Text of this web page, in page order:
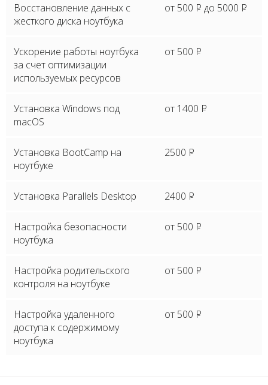
Восстановление данных с
жесткого диска ноутбука
от 500 P до 5000 P
Ускорение работы ноутбука
за счет оптимизации
используемых ресурсов
от 500 P
Установка Windows под
macOS
от 1400 P
Установка BootCamp на
ноутбуке
2500 P
Установка Parallels Desktop 2400 P
Настройка безопасности
ноутбука
от 500 P
Настройка родительского
контроля на ноутбуке
от 500 P
Настройка удаленного
доступа к содержимому
ноутбука
от 500 P